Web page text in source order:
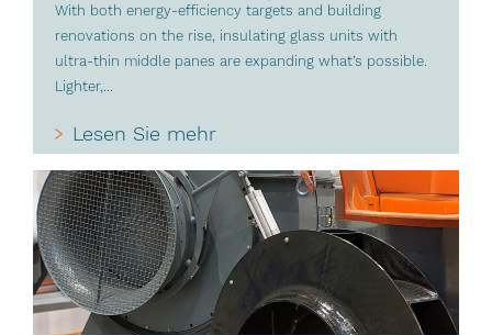
With both energy-efficiency targets and building
renovations on the rise, insulating glass units with
ultra-thin middle panes are expanding what’s possible.
Lighter,...
Lesen Sie mehr